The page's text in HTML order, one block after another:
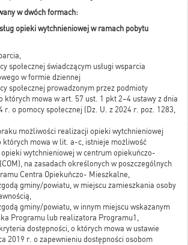
w dwóch formach:
opieki wytchnieniowej w ramach pobytu
społecznej świadczącym usługi wsparcia
w formie dziennej
społecznej prowadzonym przez podmioty
których mowa w art. 57 ust. 1 pkt 2–4 ustawy z dnia
r. o pomocy społecznej (Dz. U. z 2024 r. poz. 1283,
możliwości realizacji opieki wytchnieniowej
których mowa w lit. a-c, istnieje możliwość
wytchnieniowej w centrum opiekuńczo-
na zasadach określonych w poszczególnych
Centra Opiekuńczo- Mieszkalne,
gminy/powiatu, w miejscu zamieszkania osoby
gminy/powiatu, w innym miejscu wskazanym
Programu lub realizatora Programu1,
dostępności, o których mowa w ustawie
2019 r. o zapewnieniu dostępności osobom